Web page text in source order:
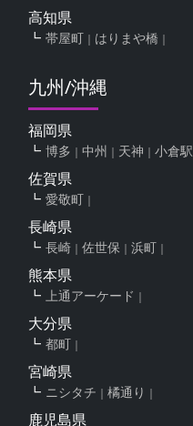
高知県
帯屋町 はりまや橋
九州/沖縄
福岡県
博多 中州 天神 小倉駅
佐賀県
愛敬町
長崎県
長崎 佐世保 浜町
熊本県
上通アーケード
大分県
都町
宮崎県
ニシタチ 橘通り
鹿児島県